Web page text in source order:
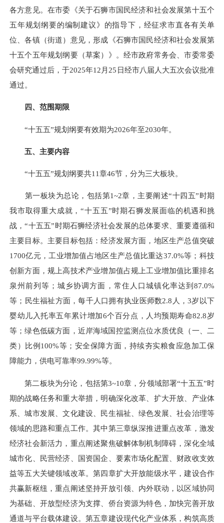
各方意见。在市委《关于石狮市国民经济和社会发展第十五个
五年规划纲要的编制建议》的指导下，经征求市直各有关单
位、各镇（街道）意见，形成《石狮市国民经济和社会发展第
十五个五年规划纲要（草案）》。经市政府常务会、市委常委
会研究通过后，于2025年12月25日经市八届人大五次会议批准
通过。
四、范围期限
“十五五”规划纲要有效期为2026年至2030年。
五、主要内容
“十五五”规划纲要共11章46节，分为三大板块。
第一板块为总论，包括第1~2章，主要阐述“十四五”时期
我市取得重大成就，“十五五”时期石狮发展面临的机遇和挑
战，“十五五”时期石狮经济社会发展的总体要求、重要遵循和
主要目标。主要目标包括：经济发展方面，地区生产总值突破
1700亿元，工业增加值占地区生产总值比重达37.0%等；科技
创新方面，规上高技术产业增加值占规上工业增加值比重排名
泉州前列等；城乡协调方面，常住人口城镇化率达到87.0%
等；民生福祉方面，每千人口拥有执业医师数2.8人，3岁以下
婴幼儿入托率五年累计增加6个百分点，人均预期寿命82.8岁
等；绿色低碳方面，近岸海域国控监测点位水质优良（一、二
类）比例100%等；安全保障方面，持续夯实粮食应急加工保
障能力，供电可靠率99.99%等。
第二板块为分论，包括第3~10章，分领域部署“十五五”时
期的战略任务和重大举措，明确深化改革、扩大开放、产业体
系、城市发展、文化建设、民生福祉、绿色发展、社会治理等
领域的思路和重点工作。其中第三章纵深推进重点改革，激发
经济社会新活力，重点阐述聚焦破解体制机制障碍，深化全域
城市化、民营经济、国资国企、要素市场化配置、财政收支效
益等五大关键领域改革。第四章扩大开放能级水平，建设合作
共赢新枢纽，重点阐述坚持开放引领、内外联动，以区域协同
为基础、开放型经济为支撑、侨台资源为特色，加快完善开放
通道与平台载体建设。第五章建设现代化产业体系，构筑高质